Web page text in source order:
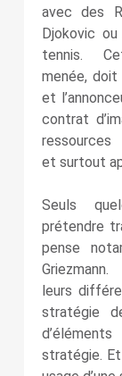
avec des
Djokovic
tennis.
menée,
et
contrat
et surtout
Seuls
prétendre
pense
leurs
stratégie
stratégie.